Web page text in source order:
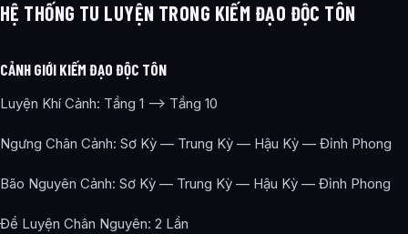
HỆ THỐNG TU LUYỆN TRONG KIẾM ĐẠO ĐỘC TÔN
CẢNH GIỚI KIẾM ĐẠO ĐỘC TÔN
Luyện Khí Cảnh: Tầng 1 —-> Tầng 10
Ngưng Chân Cảnh: Sơ Kỳ — Trung Kỳ — Hậu Kỳ — Đỉnh Phong
Bão Nguyên Cảnh: Sơ Kỳ — Trung Kỳ — Hậu Kỳ — Đỉnh Phong
Đề Luyện Chân Nguyên: 2 Lần